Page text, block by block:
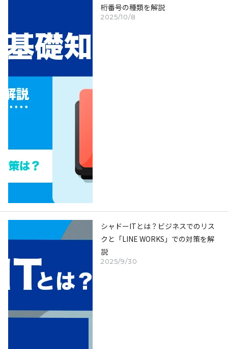
2025/10/8
桁番号の種類を解説
2025/9/30
シャドーITとは？ビジネスでのリス
クと「LINE WORKS」での対策を解
説